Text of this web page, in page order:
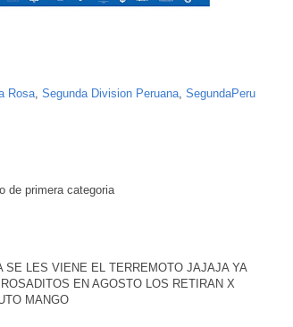
Rosa Segunda Division Peruana SegundaPeru
de primera categoria
SE LES VIENE EL TERREMOTO JAJAJA YA
EN AGOSTO LOS RETIRAN X
MANGO